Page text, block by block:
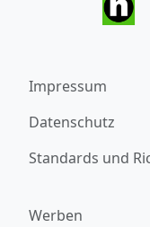
Impressum
Datenschutz
Standards und
Werben